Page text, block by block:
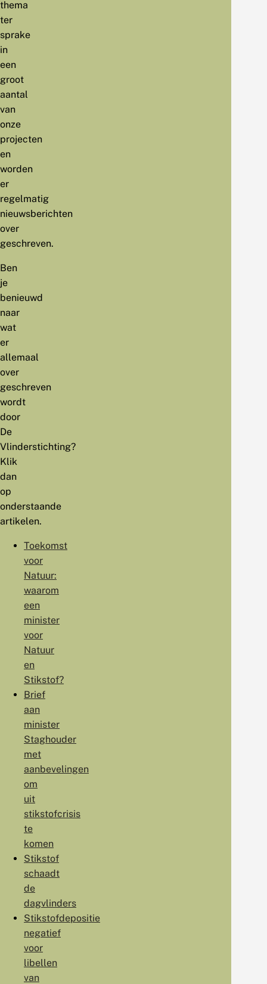
thema
ter
sprake
in
een
groot
aantal
van
onze
projecten
en
worden
er
regelmatig
nieuwsberichten
over
geschreven.
Ben
je
benieuwd
naar
wat
er
allemaal
over
geschreven
wordt
door
De
Vlinderstichting?
Klik
dan
op
onderstaande
artikelen.
Toekomst
voor
Natuur:
waarom
een
minister
voor
Natuur
en
Stikstof?
Brief
aan
minister
Staghouder
met
aanbevelingen
om
uit
stikstofcrisis
te
komen
Stikstof
schaadt
de
dagvlinders
Stikstofdepositie
negatief
voor
libellen
van